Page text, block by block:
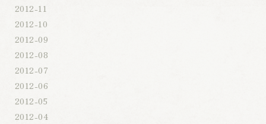
2012-11
2012-10
2012-09
2012-08
2012-07
2012-06
2012-05
2012-04